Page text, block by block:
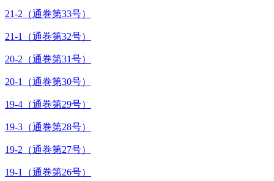
21-2（通巻第33号）
21-1（通巻第32号）
20-2（通巻第31号）
20-1（通巻第30号）
19-4（通巻第29号）
19-3（通巻第28号）
19-2（通巻第27号）
19-1（通巻第26号）